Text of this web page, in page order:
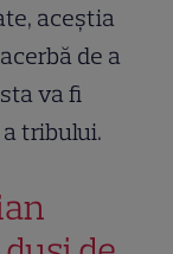
aceștia
de a
va fi
tribului.